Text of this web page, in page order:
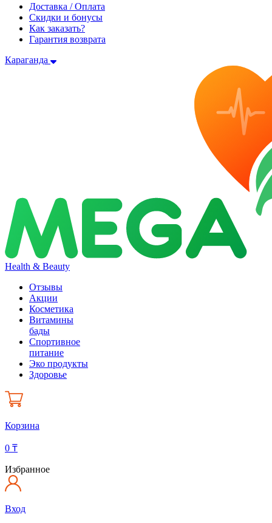
Доставка / Оплата
Скидки и бонусы
Как заказать?
Гарантия возврата
Караганда
Health & Beauty
Отзывы
Акции
Косметика
Витамины
бады
Спортивное
питание
Эко продукты
Здоровье
Корзина
0 ₸
Избранное
Вход